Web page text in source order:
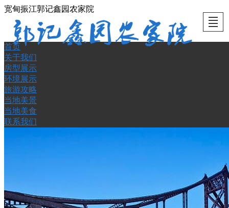
宽甸振江郭记鑫园农家院
首页
首页
关于我们
房型展示
环境展示
旅游攻略
当地美景
当地美食
联系我们